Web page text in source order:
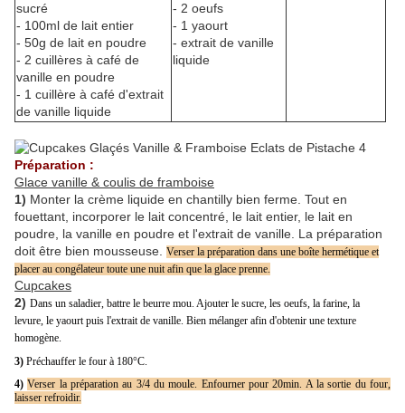
sucré
- 100ml de lait entier
- 50g de lait en poudre
- 2 cuillères à café de
vanille en poudre
- 1 cuillère à café d'extrait
de vanille liquide
- 2 oeufs
- 1 yaourt
- extrait de vanille
liquide
Préparation :
Glace vanille & coulis de framboise
1) Monter la crème liquide en chantilly bien ferme. Tout en
fouettant, incorporer le lait concentré, le lait entier, le lait en
poudre, la vanille en poudre et l'extrait de vanille. La préparation
doit être bien mousseuse. Verser la préparation dans une boîte hermétique et
placer au congélateur toute une nuitafin que la glace prenne.
Cupcakes
2) Dans un saladier, battre le beurre mou. Ajouter le sucre, les oeufs, la farine, la
levure, le yaourt puis l'extrait de vanille. Bien mélanger afin d'obtenir une texture
homogène.
3) Préchauffer le four à 180°C.
4) Verser la préparation au 3/4 du moule. Enfourner pour 20min. A la sortie du four,
laisser refroidir.